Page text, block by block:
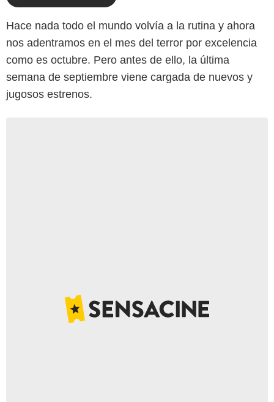
Hace nada todo el mundo volvía a la rutina y ahora
nos adentramos en el mes del terror por excelencia
como es octubre. Pero antes de ello, la última
semana de septiembre viene cargada de nuevos y
jugosos estrenos.